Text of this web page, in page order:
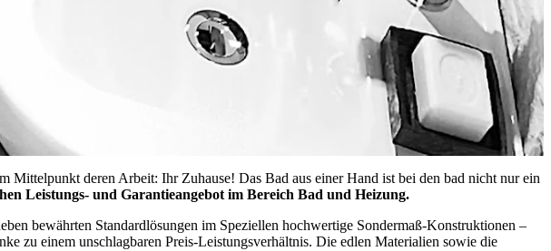
Mittelpunkt deren Arbeit: Ihr Zuhause! Das Bad aus einer Hand ist bei den bad nicht nur ein
Leistungs- und Garantieangebot im Bereich Bad und Heizung.
bewährten Standardlösungen im Speziellen hochwertige Sondermaß-Konstruktionen –
zu einem unschlagbaren Preis-Leistungsverhältnis. Die edlen Materialien sowie die